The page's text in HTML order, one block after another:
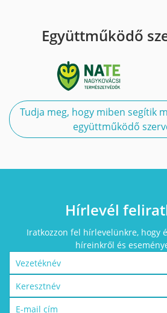
Együttműködő
Tudja meg, hogy miben segítik
együttműködő
Hírlevél
Iratkozzon fel hírlevelünkre, hogy
híreinkről és